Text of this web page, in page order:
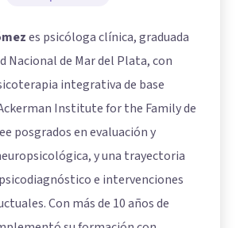
es psicóloga clínica, graduada
Nacional de Mar del Plata, con
integrativa de base
Institute for the Family de
posgrados en evaluación y
y una trayectoria
e intervenciones
Con más de 10 años de